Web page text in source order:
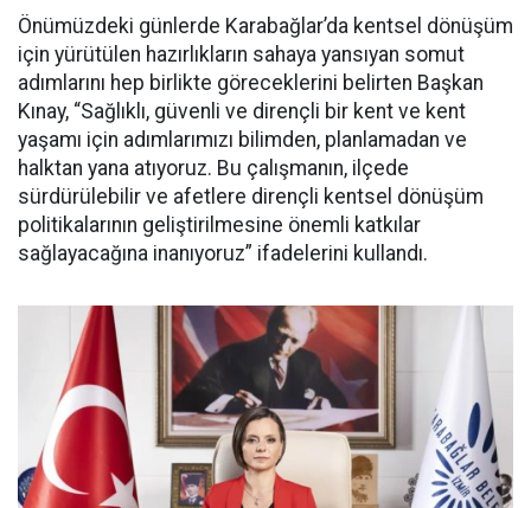
Önümüzdeki günlerde Karabağlar’da kentsel dönüşüm
için yürütülen hazırlıkların sahaya yansıyan somut
adımlarını hep birlikte göreceklerini belirten Başkan
Kınay, “Sağlıklı, güvenli ve dirençli bir kent ve kent
yaşamı için adımlarımızı bilimden, planlamadan ve
halktan yana atıyoruz. Bu çalışmanın, ilçede
sürdürülebilir ve afetlere dirençli kentsel dönüşüm
politikalarının geliştirilmesine önemli katkılar
sağlayacağına inanıyoruz” ifadelerini kullandı.